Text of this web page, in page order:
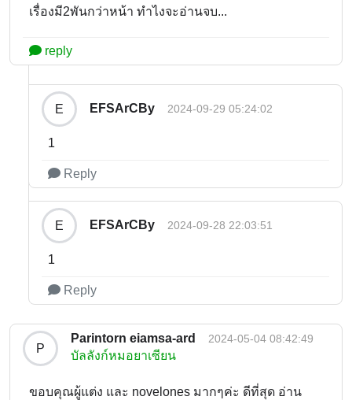
เรื่องมี2พันกว่าหน้า ทำไงจะอ่านจบ...
reply
E EFSArCBy 2024-09-29 05:24:02
1
Reply
E EFSArCBy 2024-09-28 22:03:51
1
Reply
P
Parintorn eiamsa-ard 2024-05-04 08:42:49
บัลลังก์หมอยาเซียน
ขอบคุณผู้แต่ง และ novelones มากๆค่ะ ดีที่สุด อ่าน